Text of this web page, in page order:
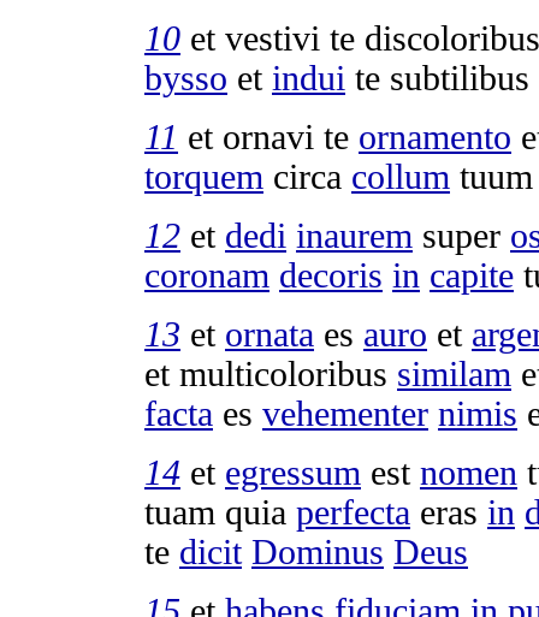
10 et vestivi te discoloribus
bysso et indui te subtilibus
11 et ornavi te ornamento
torquem circa collum tuum
12 et dedi inaurem super
coronam decoris in capite
13 et ornata es auro et
et multicoloribus similam
facta es vehementer nimis
14 et egressum est nomen
tuam quia perfecta eras in
te dicit Dominus Deus